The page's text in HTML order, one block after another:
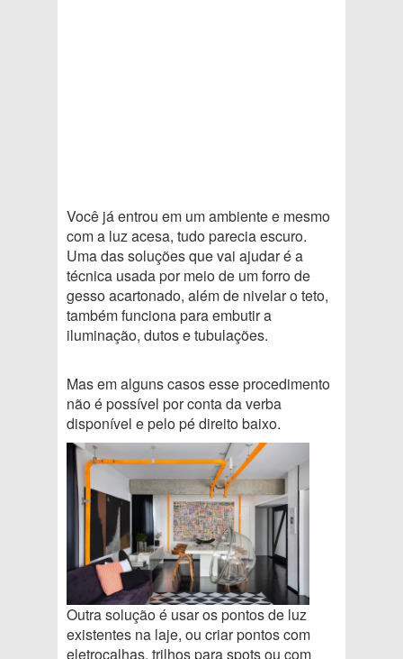
Você já entrou em um ambiente e mesmo
com a luz acesa, tudo parecia escuro.
Uma das soluções que vai ajudar é a
técnica usada por meio de um forro de
gesso acartonado, além de nivelar o teto,
também funciona para embutir a
iluminação, dutos e tubulações.
Mas em alguns casos esse procedimento
não é possível por conta da verba
disponível e pelo pé direito baixo.
Outra solução é usar os pontos de luz
existentes na laje, ou criar pontos com
eletrocalhas, trilhos para spots ou com